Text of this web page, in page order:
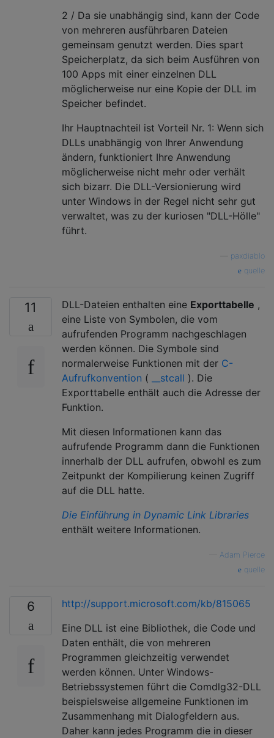
2 / Da sie unabhängig sind, kann der Code
von mehreren ausführbaren Dateien
gemeinsam genutzt werden. Dies spart
Speicherplatz, da sich beim Ausführen von
100 Apps mit einer einzelnen DLL
möglicherweise nur eine Kopie der DLL im
Speicher befindet.
Ihr Hauptnachteil ist Vorteil Nr. 1: Wenn sich
DLLs unabhängig von Ihrer Anwendung
ändern, funktioniert Ihre Anwendung
möglicherweise nicht mehr oder verhält
sich bizarr. Die DLL-Versionierung wird
unter Windows in der Regel nicht sehr gut
verwaltet, was zu der kuriosen "DLL-Hölle"
führt.
paxdiablo
quelle
11 DLL-Dateien enthalten eine Exporttabelle ,
eine Liste von Symbolen, die vom
aufrufenden Programm nachgeschlagen
werden können. Die Symbole sind
normalerweise Funktionen mit der C-
Aufrufkonvention ( __stcall ). Die
Exporttabelle enthält auch die Adresse der
Funktion.
Mit diesen Informationen kann das
aufrufende Programm dann die Funktionen
innerhalb der DLL aufrufen, obwohl es zum
Zeitpunkt der Kompilierung keinen Zugriff
auf die DLL hatte.
Die Einführung in Dynamic Link Libraries
enthält weitere Informationen.
Adam Pierce
quelle
6
http://support.microsoft.com/kb/815065
Eine DLL ist eine Bibliothek, die Code und
Daten enthält, die von mehreren
Programmen gleichzeitig verwendet
werden können. Unter Windows-
Betriebssystemen führt die Comdlg32-DLL
beispielsweise allgemeine Funktionen im
Zusammenhang mit Dialogfeldern aus.
Daher kann jedes Programm die in dieser